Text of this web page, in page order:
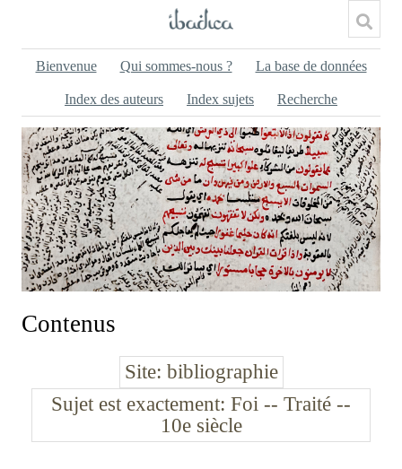
Bienvenue Qui sommes-nous ? La base de données
Index des auteurs Index sujets Recherche
Contenus
Site bibliographie
Sujet est exactement Foi -- Traité --
10e siècle